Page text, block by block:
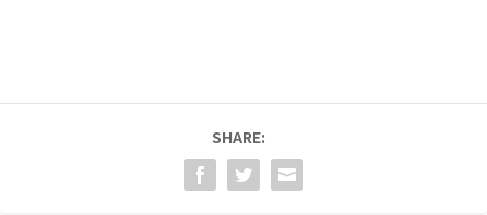
SHARE: